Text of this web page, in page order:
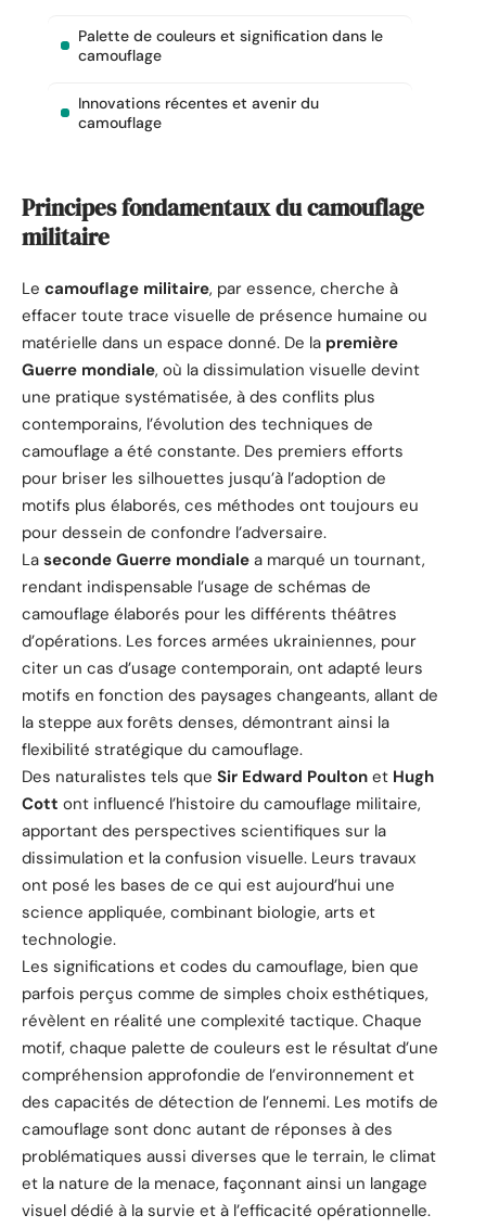
Palette de couleurs et signification dans le
camouflage
Innovations récentes et avenir du
camouflage
Principes fondamentaux du camouflage
militaire
Le camouflage militaire, par essence, cherche à
effacer toute trace visuelle de présence humaine ou
matérielle dans un espace donné. De la première
Guerre mondiale, où la dissimulation visuelle devint
une pratique systématisée, à des conflits plus
contemporains, l’évolution des techniques de
camouflage a été constante. Des premiers efforts
pour briser les silhouettes jusqu’à l’adoption de
motifs plus élaborés, ces méthodes ont toujours eu
pour dessein de confondre l’adversaire.
La seconde Guerre mondiale a marqué un tournant,
rendant indispensable l’usage de schémas de
camouflage élaborés pour les différents théâtres
d’opérations. Les forces armées ukrainiennes, pour
citer un cas d’usage contemporain, ont adapté leurs
motifs en fonction des paysages changeants, allant de
la steppe aux forêts denses, démontrant ainsi la
flexibilité stratégique du camouflage.
Des naturalistes tels que Sir Edward Poulton et Hugh
Cott ont influencé l’histoire du camouflage militaire,
apportant des perspectives scientifiques sur la
dissimulation et la confusion visuelle. Leurs travaux
ont posé les bases de ce qui est aujourd’hui une
science appliquée, combinant biologie, arts et
technologie.
Les significations et codes du camouflage, bien que
parfois perçus comme de simples choix esthétiques,
révèlent en réalité une complexité tactique. Chaque
motif, chaque palette de couleurs est le résultat d’une
compréhension approfondie de l’environnement et
des capacités de détection de l’ennemi. Les motifs de
camouflage sont donc autant de réponses à des
problématiques aussi diverses que le terrain, le climat
et la nature de la menace, façonnant ainsi un langage
visuel dédié à la survie et à l’efficacité opérationnelle.